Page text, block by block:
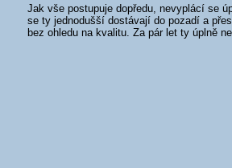
Jak vše postupuje dopředu, nevyplácí se
se ty jednodušší dostávají do pozadí a
bez ohledu na kvalitu. Za pár let ty úplně